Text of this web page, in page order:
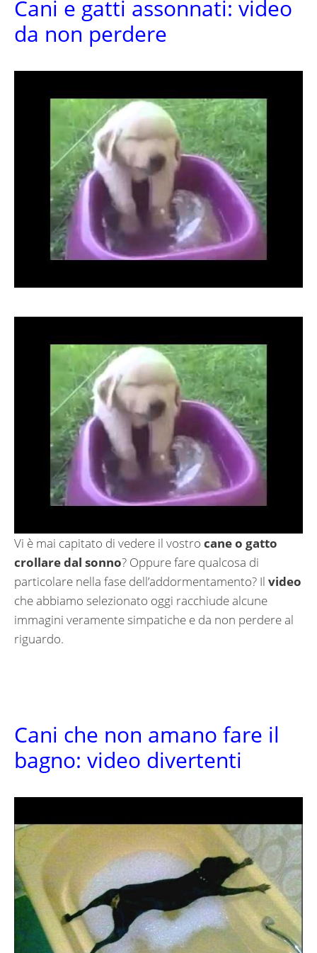
Cani e gatti assonnati: video
da non perdere
Vi è mai capitato di vedere il vostro cane o gatto
crollare dal sonno? Oppure fare qualcosa di
particolare nella fase dell’addormentamento? Il video
che abbiamo selezionato oggi racchiude alcune
immagini veramente simpatiche e da non perdere al
riguardo.
Cani che non amano fare il
bagno: video divertenti